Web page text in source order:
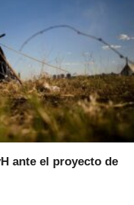
ante el proyecto de